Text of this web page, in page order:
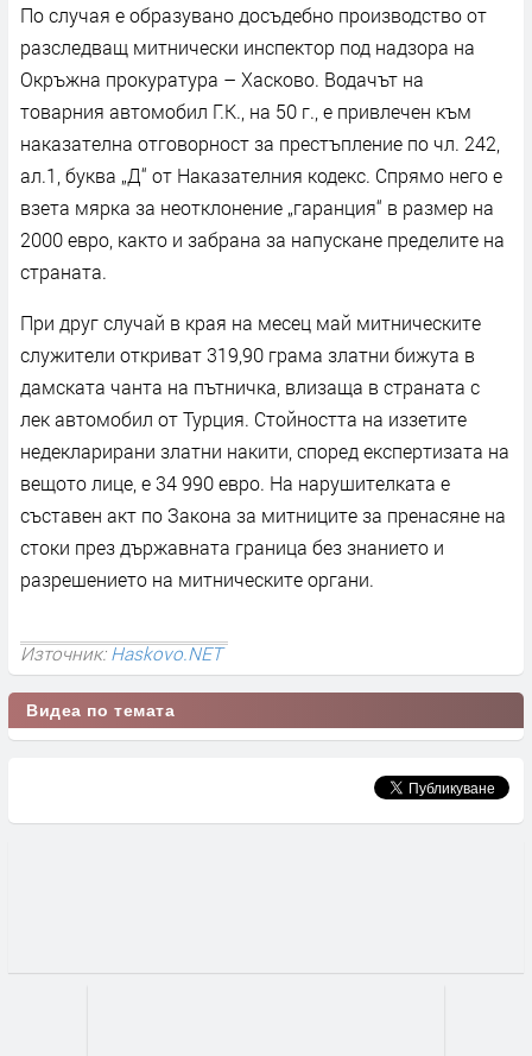
По случая е образувано досъдебно производство от
разследващ митнически инспектор под надзора на
Окръжна прокуратура – Хасково. Водачът на
товарния автомобил Г.К., на 50 г., е привлечен към
наказателна отговорност за престъпление по чл. 242,
ал.1, буква „Д“ от Наказателния кодекс. Спрямо него е
взета мярка за неотклонение „гаранция“ в размер на
2000 евро, както и забрана за напускане пределите на
страната.
При друг случай в края на месец май митническите
служители откриват 319,90 грама златни бижута в
дамската чанта на пътничка, влизаща в страната с
лек автомобил от Турция. Стойността на иззетите
недекларирани златни накити, според експертизата на
вещото лице, е 34 990 евро. На нарушителката е
съставен акт по Закона за митниците за пренасяне на
стоки през държавната граница без знанието и
разрешението на митническите органи.
Източник:Haskovo.NET
Видеа по темата